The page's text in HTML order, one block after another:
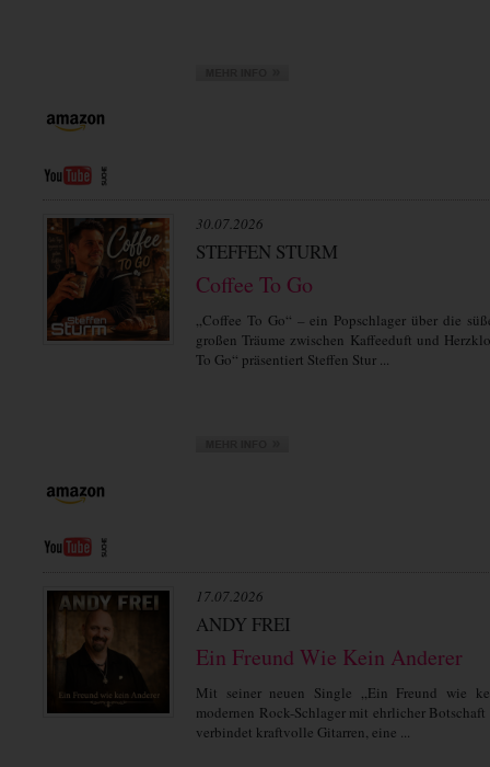
30.07.2026
STEFFEN STURM
Coffee To Go
„Coffee To Go“ – ein Popschlager über die
großen Träume zwischen Kaffeeduft und
To Go“ präsentiert Steffen Stur ...
17.07.2026
ANDY FREI
Ein Freund Wie Kein Anderer
Mit seiner neuen Single „Ein Freund wie
modernen Rock-Schlager mit ehrlicher
verbindet kraftvolle Gitarren, eine ...